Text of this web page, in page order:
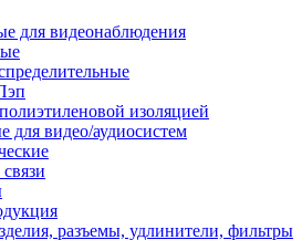
для видеонаблюдения
изоляцией
для видео/аудиосистем
разъемы, удлинители, фильтры